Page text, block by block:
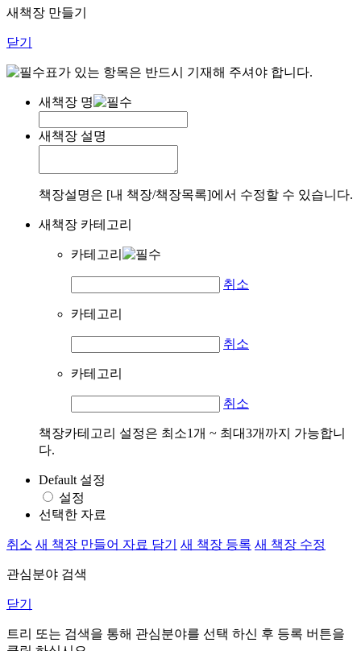
새책장 만들기
닫기
표가 있는 항목은 반드시 기재해 주셔야 합니다.
새책장 명
새책장 설명
책장설명은 [내 책장/책장목록]에서 수정할 수 있습니다.
새책장 카테고리
카테고리
취소
카테고리
취소
카테고리
취소
책장카테고리 설정은 최소1개 ~ 최대3개까지 가능합니
다.
Default 설정
설정
선택한 자료
취소 새 책장 만들어 자료 담기 새 책장 등록 새 책장 수정
관심분야 검색
닫기
트리 또는 검색을 통해 관심분야를 선택 하신 후 등록 버튼을